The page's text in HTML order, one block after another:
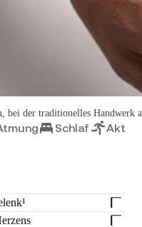
bei der traditionelles
Schlaf